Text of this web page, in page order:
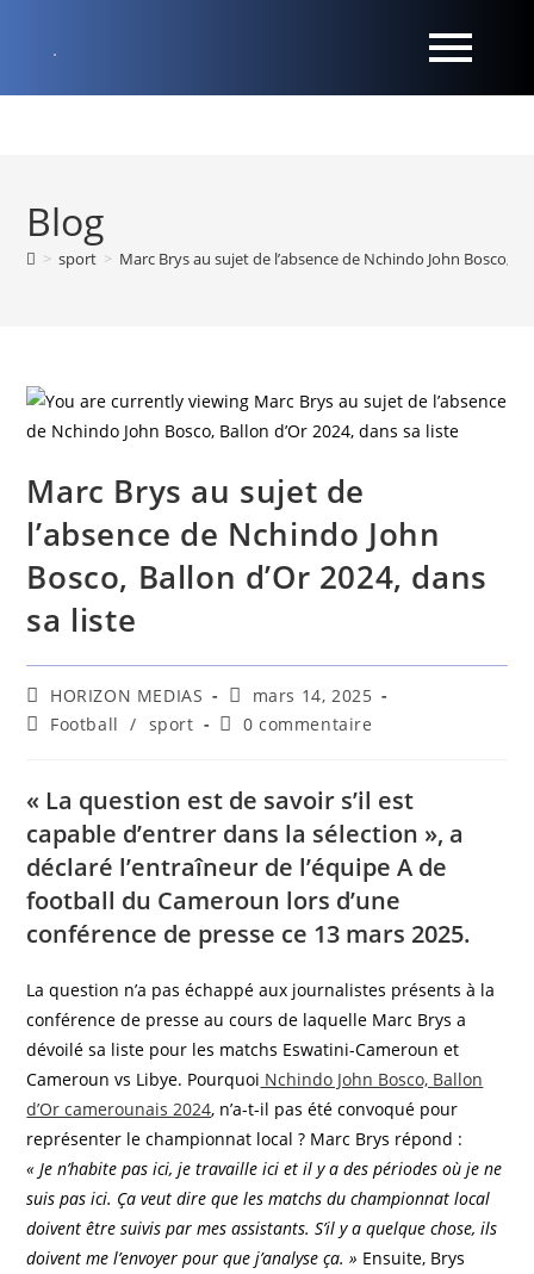
Blog
> sport > Marc Brys au sujet de l’absence de Nchindo John Bosco,
Marc Brys au sujet de
l’absence de Nchindo John
Bosco, Ballon d’Or 2024, dans
sa liste
HORIZON MEDIAS
mars 14, 2025
Football
/ sport 0 commentaire
« La question est de savoir s’il est
capable d’entrer dans la sélection », a
déclaré l’entraîneur de l’équipe A de
football du Cameroun lors d’une
conférence de presse ce 13 mars 2025.
La question n’a pas échappé aux journalistes présents à la
conférence de presse au cours de laquelle Marc Brys a
dévoilé sa liste pour les matchs Eswatini-Cameroun et
Cameroun vs Libye. Pourquoi Nchindo John Bosco, Ballon
d’Or camerounais 2024, n’a-t-il pas été convoqué pour
représenter le championnat local ? Marc Brys répond :
« Je n’habite pas ici, je travaille ici et il y a des périodes où je ne
suis pas ici. Ça veut dire que les matchs du championnat local
doivent être suivis par mes assistants. S’il y a quelque chose, ils
doivent me l’envoyer pour que j’analyse ça. » Ensuite, Brys